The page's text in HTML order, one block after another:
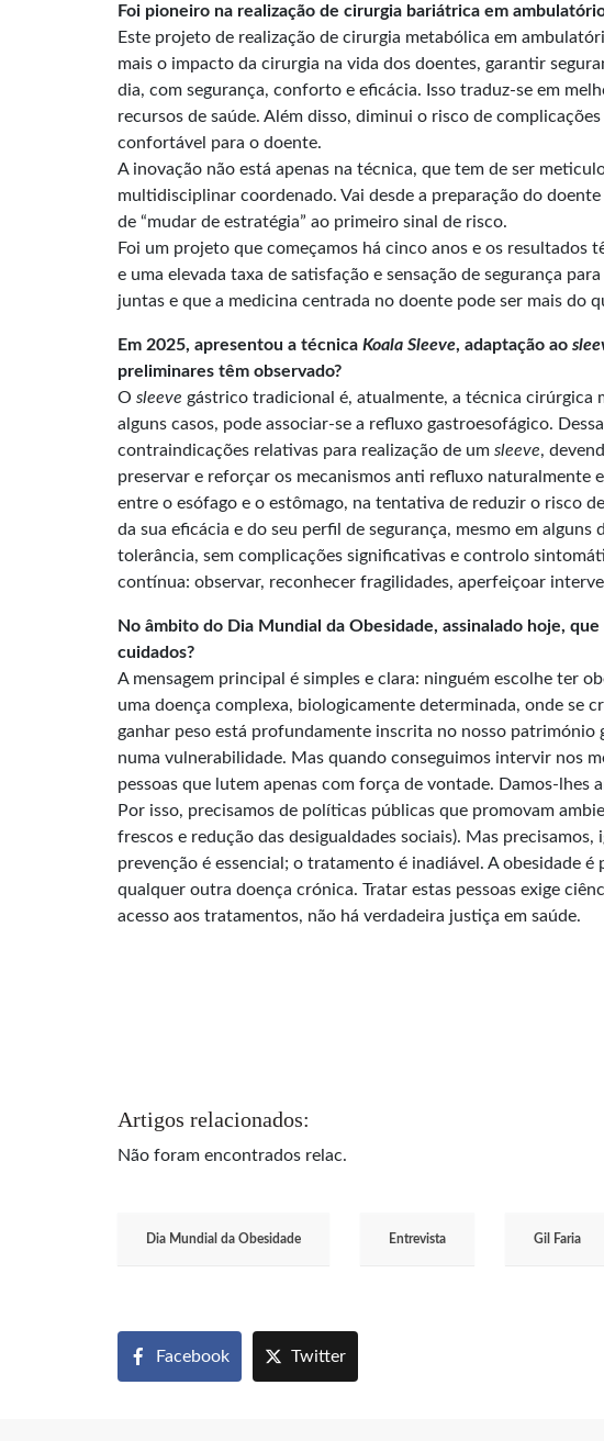
Foi pioneiro na realização de cirurgia bariátrica em
Este projeto de realização de cirurgia metabólica em
mais o impacto da cirurgia na vida dos doentes, garantir
dia, com segurança, conforto e eficácia. Isso traduz-se em
recursos de saúde. Além disso, diminui o risco de
confortável para o doente.
A inovação não está apenas na técnica, que tem de ser
multidisciplinar coordenado. Vai desde a preparação do
de “mudar de estratégia” ao primeiro sinal de risco.
Foi um projeto que começamos há cinco anos e os
e uma elevada taxa de satisfação e sensação de segurança
juntas e que a medicina centrada no doente pode ser mais do
Em 2025, apresentou a técnica Koala Sleeve, adaptação ao
preliminares têm observado?
O sleeve gástrico tradicional é, atualmente, a técnica cirúrgica
alguns casos, pode associar-se a refluxo gastroesofágico.
contraindicações relativas para realização de um sleeve,
preservar e reforçar os mecanismos anti refluxo naturalmente
entre o esófago e o estômago, na tentativa de reduzir o risco
da sua eficácia e do seu perfil de segurança, mesmo em
tolerância, sem complicações significativas e controlo
contínua: observar, reconhecer fragilidades, aperfeiçoar
No âmbito do Dia Mundial da Obesidade, assinalado hoje,
cuidados?
A mensagem principal é simples e clara: ninguém escolhe ter
uma doença complexa, biologicamente determinada, onde se
ganhar peso está profundamente inscrita no nosso património
numa vulnerabilidade. Mas quando conseguimos intervir nos
pessoas que lutem apenas com força de vontade. Damos-lhes
Por isso, precisamos de políticas públicas que promovam
frescos e redução das desigualdades sociais). Mas
prevenção é essencial; o tratamento é inadiável. A obesidade
qualquer outra doença crónica. Tratar estas pessoas exige
acesso aos tratamentos, não há verdadeira justiça em saúde.
Artigos relacionados:
Não foram encontrados relac.
Dia Mundial da Obesidade Entrevista Gil Faria
Facebook Twitter